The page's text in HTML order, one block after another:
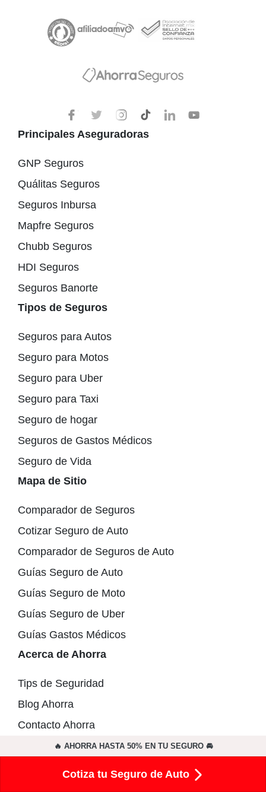
🔥 AHORRA HASTA 50% EN TU SEGURO 🚘
Cotiza tu Seguro de Auto
Principales Aseguradoras
GNP Seguros
Quálitas Seguros
Seguros Inbursa
Mapfre Seguros
Chubb Seguros
HDI Seguros
Seguros Banorte
Tipos de Seguros
Seguros para Autos
Seguro para Motos
Seguro para Uber
Seguro para Taxi
Seguro de hogar
Seguros de Gastos Médicos
Seguro de Vida
Mapa de Sitio
Comparador de Seguros
Cotizar Seguro de Auto
Comparador de Seguros de Auto
Guías Seguro de Auto
Guías Seguro de Moto
Guías Seguro de Uber
Guías Gastos Médicos
Acerca de Ahorra
Tips de Seguridad
Blog Ahorra
Contacto Ahorra
Ahorraseguros.cl